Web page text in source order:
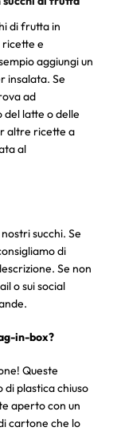
di frutta in
ricette e
aggiungi un
insalata. Se
ad
del latte o delle
altre ricette a
al
succhi. Se
di
Se non
o sui social
in-box?
Queste
di plastica chiuso
aperto con un
cartone che lo